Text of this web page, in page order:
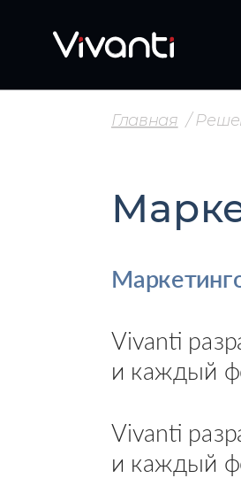
Главная
Vivanti
и каждый
Vivanti
и каждый